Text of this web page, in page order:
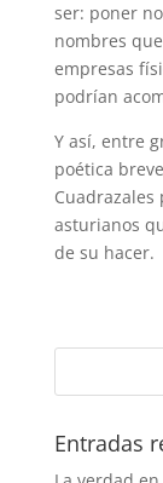
ser: poner
nombres
empresas
podrían
Y así, entre
poética
Cuadrazales
asturianos
de su hacer.
Entradas